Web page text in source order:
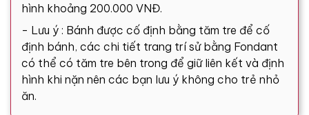
hình khoảng 200.000 VNĐ.
- Lưu ý : Bánh được cố định bằng tăm tre để cố
định bánh, các chi tiết trang trí sử bằng Fondant
có thể có tăm tre bên trong để giữ liên kết và định
hình khi nặn nên các bạn lưu ý không cho trẻ nhỏ
ăn.